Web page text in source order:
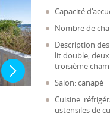
Capacité
Nombre de
Description
lit double,
troisième
Salon: canapé
Cuisine:
ustensiles de